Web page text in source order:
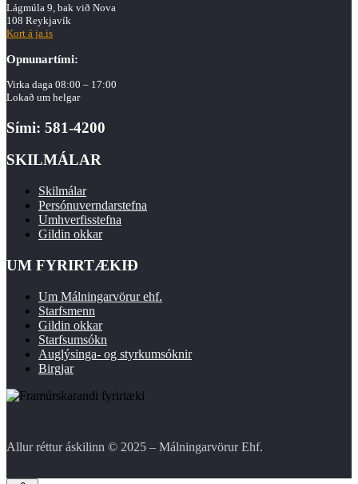
Lágmúla 9, bak við Nova
108 Reykjavík
Kort á ja.is
Opnunartími:
Virka daga 08:00 – 17:00
Lokað um helgar
Sími: 581-4200
SKILMÁLAR
Skilmálar
Persónuverndarstefna
Umhverfisstefna
Gildin okkar
UM FYRIRTÆKIÐ
Um Málningarvörur ehf.
Starfsmenn
Gildin okkar
Starfsumsókn
Auglýsinga- og styrkumsóknir
Birgjar
Allur réttur áskilinn © 2025 – Málningarvörur Ehf.